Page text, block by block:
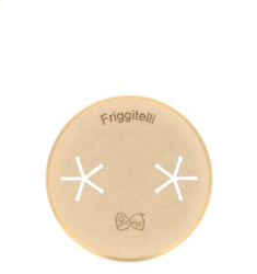
scelte
nella
prodotto